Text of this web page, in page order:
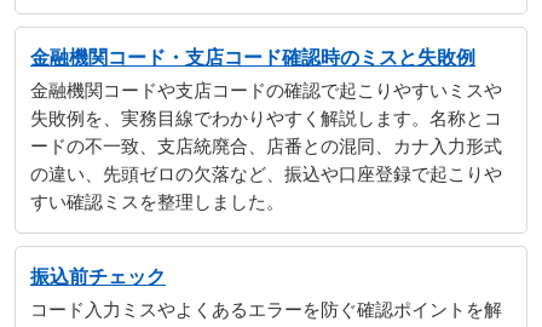
金融機関コード・支店コード確認時のミスと失敗例
金融機関コードや支店コードの確認で起こりやすいミスや
失敗例を、実務目線でわかりやすく解説します。名称とコ
ードの不一致、支店統廃合、店番との混同、カナ入力形式
の違い、先頭ゼロの欠落など、振込や口座登録で起こりや
すい確認ミスを整理しました。
振込前チェック
コード入力ミスやよくあるエラーを防ぐ確認ポイントを解